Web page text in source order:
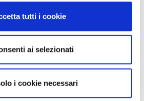
tutti i cookie
ai selezionati
i cookie necessari